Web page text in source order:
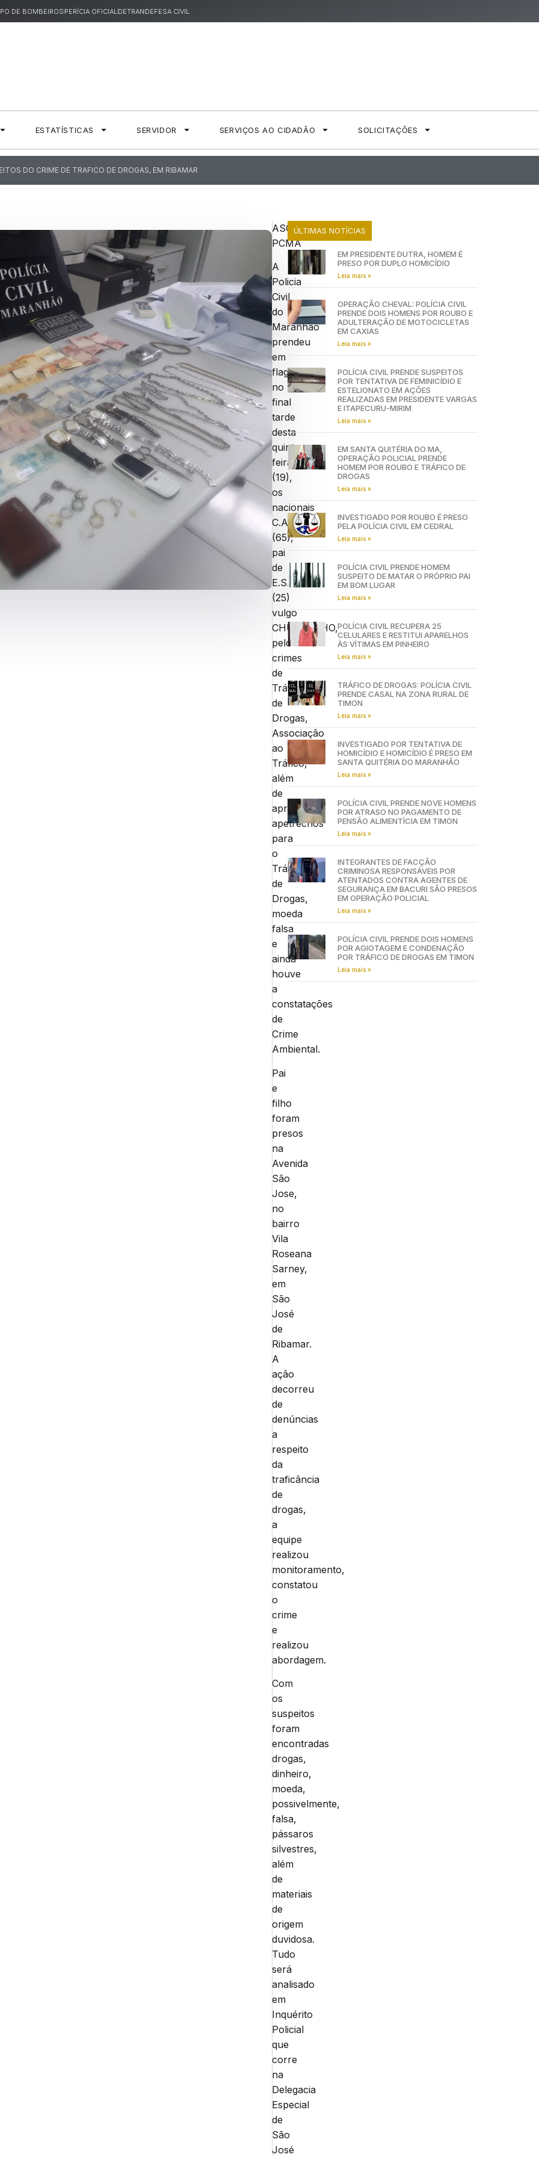
DE BOMBEIROSPERÍCIA OFICIALDETRANDEFESA CIVIL
ESTATÍSTICAS SERVIDOR SERVIÇOS AO CIDADÃO SOLICITAÇÕES
DO CRIME DE TRAFICO DE DROGAS, EM RIBAMAR
ASCOM
PCMA
A
Policia
Civil
do
Maranhão
prendeu
em
flagrante,
no
final
tarde
desta
quinta-
feira
(19),
os
nacionais
C.A.S.F.
(65),
pai
de
E.S.F.
(25)
vulgo
CHUMBINHO,
pelos
crimes
de
Tráfico
de
Drogas,
Associação
ao
Tráfico,
além
de
aprender
apetrechos
para
o
Tráfico
de
Drogas,
moeda
falsa
e
ainda
houve
a
constatações
de
Crime
Ambiental.
Pai
e
filho
foram
presos
na
Avenida
São
Jose,
no
bairro
Vila
Roseana
Sarney,
em
São
José
de
Ribamar.
A
ação
decorreu
de
denúncias
a
respeito
da
traficância
de
drogas,
a
equipe
realizou
monitoramento,
constatou
o
crime
e
realizou
abordagem.
Com
os
suspeitos
foram
encontradas
drogas,
dinheiro,
moeda,
possivelmente,
falsa,
pássaros
silvestres,
além
de
materiais
de
origem
duvidosa.
Tudo
será
analisado
em
Inquérito
Policial
que
corre
na
Delegacia
Especial
de
São
José
ÚLTIMAS NOTÍCIAS
EM PRESIDENTE DUTRA, HOMEM É
PRESO POR DUPLO HOMICÍDIO
Leia mais »
OPERAÇÃO CHEVAL: POLÍCIA CIVIL
PRENDE DOIS HOMENS POR ROUBO E
ADULTERAÇÃO DE MOTOCICLETAS
EM CAXIAS
Leia mais »
POLÍCIA CIVIL PRENDE SUSPEITOS
POR TENTATIVA DE FEMINICÍDIO E
ESTELIONATO EM AÇÕES
REALIZADAS EM PRESIDENTE VARGAS
E ITAPECURU-MIRIM
Leia mais »
EM SANTA QUITÉRIA DO MA,
OPERAÇÃO POLICIAL PRENDE
HOMEM POR ROUBO E TRÁFICO DE
DROGAS
Leia mais »
INVESTIGADO POR ROUBO É PRESO
PELA POLÍCIA CIVIL EM CEDRAL
Leia mais »
POLÍCIA CIVIL PRENDE HOMEM
SUSPEITO DE MATAR O PRÓPRIO PAI
EM BOM LUGAR
Leia mais »
POLÍCIA CIVIL RECUPERA 25
CELULARES E RESTITUI APARELHOS
ÀS VÍTIMAS EM PINHEIRO
Leia mais »
TRÁFICO DE DROGAS: POLÍCIA CIVIL
PRENDE CASAL NA ZONA RURAL DE
TIMON
Leia mais »
INVESTIGADO POR TENTATIVA DE
HOMICÍDIO E HOMICÍDIO É PRESO EM
SANTA QUITÉRIA DO MARANHÃO
Leia mais »
POLÍCIA CIVIL PRENDE NOVE HOMENS
POR ATRASO NO PAGAMENTO DE
PENSÃO ALIMENTÍCIA EM TIMON
Leia mais »
INTEGRANTES DE FACÇÃO
CRIMINOSA RESPONSÁVEIS POR
ATENTADOS CONTRA AGENTES DE
SEGURANÇA EM BACURI SÃO PRESOS
EM OPERAÇÃO POLICIAL
Leia mais »
POLÍCIA CIVIL PRENDE DOIS HOMENS
POR AGIOTAGEM E CONDENAÇÃO
POR TRÁFICO DE DROGAS EM TIMON
Leia mais »